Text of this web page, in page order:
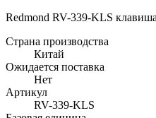
Redmond RV-339-KLS
Страна производства
Китай
Ожидается поставка
Нет
Артикул
RV-339-KLS